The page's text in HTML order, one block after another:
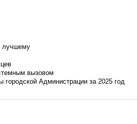
лучшему
вызовом
городской Администрации за 2025 год